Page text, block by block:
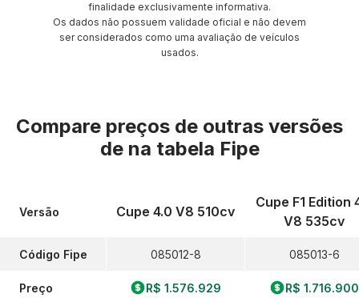
finalidade exclusivamente informativa.
Os dados não possuem validade oficial e não devem
ser considerados como uma avaliação de veículos
usados.
Compare preços de outras versões
de na tabela Fipe
Versão
Código Fipe
Preço
Cupe 4.0 V8 510cv
085012-8
R$ 1.576.929
Cupe F1 Edition
V8 535cv
085013-6
R$ 1.716.900